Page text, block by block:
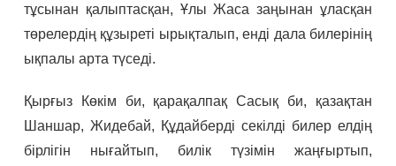
тұсынан қалыптасқан, Ұлы Жаса заңынан ұласқан
төрелердің құзыреті ырықталып, енді дала билерінің
ықпалы арта түседі.
Қырғыз Көкім би, қарақалпақ Сасық би, қазақтан
Шаншар, Жидебай, Құдайберді секілді билер елдің
бірлігін нығайтып, билік түзімін жаңғыртып,